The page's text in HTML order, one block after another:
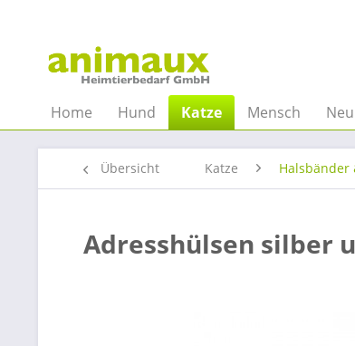
Home Hund Katze Mensch Neu
Übersicht Katze Halsbänder
Adresshülsen silber